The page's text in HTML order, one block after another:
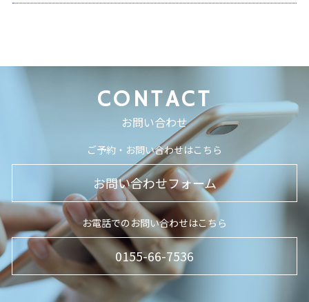
CONTACT
お問い合わせ
ご予約・お問い合わせはこちら
お問い合わせフォーム
お電話でのお問い合わせはこちら
0155-66-7536